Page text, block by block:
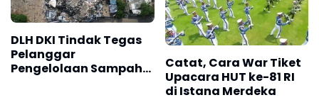
DLH DKI Tindak Tegas
Pelanggar
Pengelolaan Sampah
Catat, Cara War Tiket
Upacara HUT ke-81 RI
di Istana Merdeka